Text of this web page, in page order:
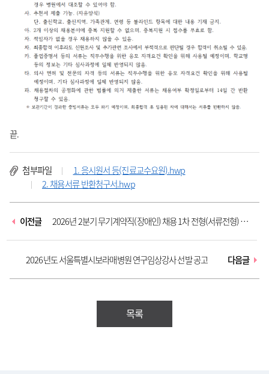
끝.
첨부파일
1. 응시원서 등(진료교수요원).hwp
2. 채용서류 반환청구서.hwp
이전글
2026년 2분기 무기계약직(장애인) 채용 1차 전형(서류전형) 합
격자...
2026년도 서울특별시보라매병원 연구임상강사 선발 공고
다음글
목록